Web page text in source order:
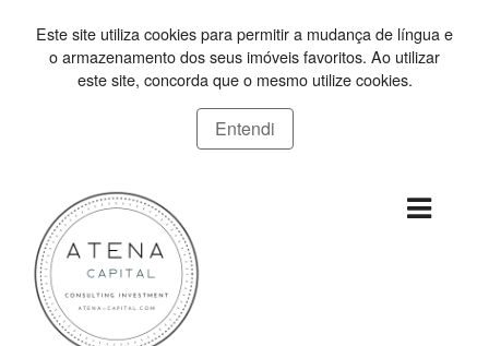
Este site utiliza cookies para permitir a mudança de língua e
o armazenamento dos seus imóveis favoritos. Ao utilizar
este site, concorda que o mesmo utilize cookies.
Entendi